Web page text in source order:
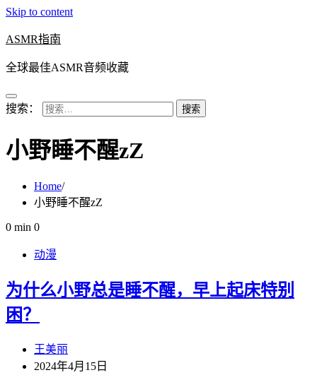
Skip to content
ASMR指南
全球最佳ASMR音频收藏
搜索：
小野睡不醒zZ
Home
小野睡不醒zZ
0 min 0
动漫
为什么小野总是睡不醒，早上起床特别
困？
王美丽
2024年4月15日